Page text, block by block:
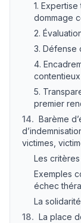
1.
dommage
2.
3. Défense
4.
contentieux
5.
premier
14. Barème
victimes,
Les
Exemples
échec
La
18. La place